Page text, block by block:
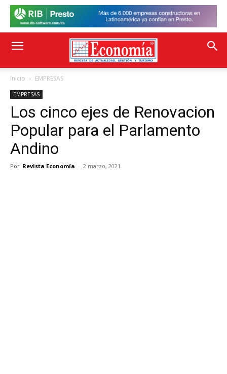
Inicio EMPRESAS
EMPRESAS
Los cinco ejes de Renovacion
Popular para el Parlamento
Andino
Por Revista Economía - 2 marzo, 2021